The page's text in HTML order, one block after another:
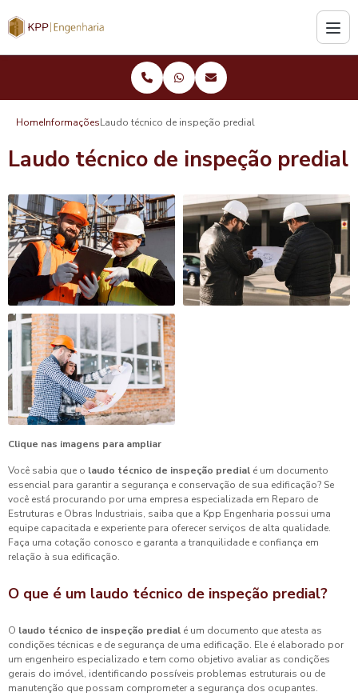
HomeInformaçõesLaudo técnico de inspeção predial
Laudo técnico de inspeção predial
Clique nas imagens para ampliar
Você sabia que o laudo técnico de inspeção predial é um documento
essencial para garantir a segurança e conservação de sua edificação? Se
você está procurando por uma empresa especializada em Reparo de
Estruturas e Obras Industriais, saiba que a Kpp Engenharia possui uma
equipe capacitada e experiente para oferecer serviços de alta qualidade.
Faça uma cotação conosco e garanta a tranquilidade e confiança em
relação à sua edificação.
O que é um laudo técnico de inspeção predial?
O laudo técnico de inspeção predial é um documento que atesta as
condições técnicas e de segurança de uma edificação. Ele é elaborado por
um engenheiro especializado e tem como objetivo avaliar as condições
gerais do imóvel, identificando possíveis problemas estruturais ou de
manutenção que possam comprometer a segurança dos ocupantes.